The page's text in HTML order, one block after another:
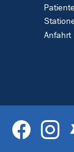
Anfahrt